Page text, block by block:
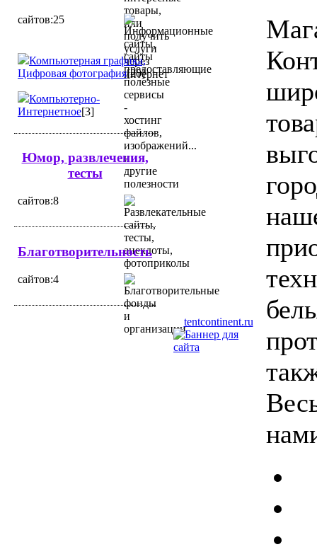
cайтов:25
Компьютерная графика,
Цифровая фотография[20]
Компьютерно-
Интернетное[3]
Юмор, развлечения,
тесты
cайтов:8
Благотворительность
cайтов:4
tentcontinent.ru